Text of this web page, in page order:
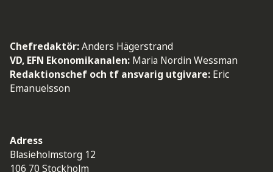
Chefredaktör:Anders Hägerstrand
VD, EFN Ekonomikanalen: Maria Nordin Wessman
Redaktionschef och tf ansvarig utgivare: Eric
Emanuelsson
Adress
Blasieholmstorg 12
106 70 Stockholm